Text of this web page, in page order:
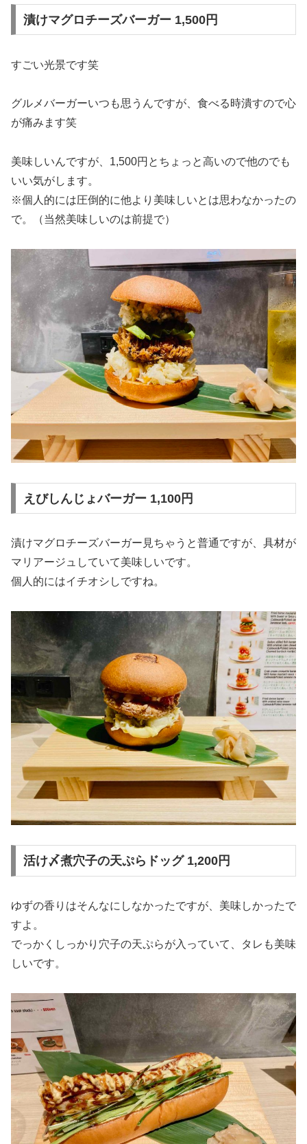
漬けマグロチーズバーガー 1,500円
すごい光景です笑
グルメバーガーいつも思うんですが、食べる時潰すので心
が痛みます笑
美味しいんですが、1,500円とちょっと高いので他のでも
いい気がします。
※個人的には圧倒的に他より美味しいとは思わなかったの
で。（当然美味しいのは前提で）
えびしんじょバーガー 1,100円
漬けマグロチーズバーガー見ちゃうと普通ですが、具材が
マリアージュしていて美味しいです。
個人的にはイチオシしですね。
活け〆煮穴子の天ぷらドッグ 1,200円
ゆずの香りはそんなにしなかったですが、美味しかったで
すよ。
でっかくしっかり穴子の天ぷらが入っていて、タレも美味
しいです。